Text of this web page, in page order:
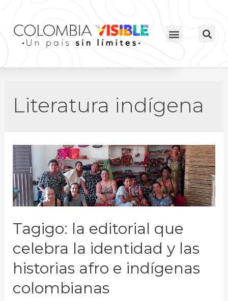
Literatura indígena
Tagigo: la editorial que
celebra la identidad y las
historias afro e indígenas
colombianas